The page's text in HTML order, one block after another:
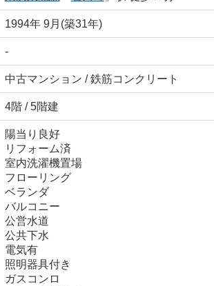
1994年 9月(築31年)
-
中古マンション / 鉄筋コンクリート
4階 / 5階建
陽当り良好
リフォーム済
室内洗濯機置場
フローリング
ベランダ
バルコニー
公営水道
公共下水
電気有
照明器具付き
ガスコンロ